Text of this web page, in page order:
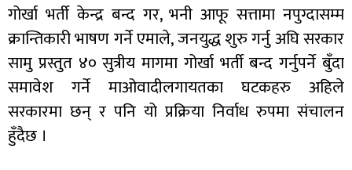
गोर्खा भर्ती केन्द्र बन्द गर, भनी आफू सत्तामा नपुग्दासम्म
क्रान्तिकारी भाषण गर्ने एमाले, जनयुद्ध शुरु गर्नु अघि सरकार
सामु प्रस्तुत ४० सुत्रीय मागमा गोर्खा भर्ती बन्द गर्नुपर्ने बुँदा
समावेश गर्ने माओवादीलगायतका घटकहरु अहिले
सरकारमा छन् र पनि यो प्रक्रिया निर्वाध रुपमा संचालन
हुँदैछ ।